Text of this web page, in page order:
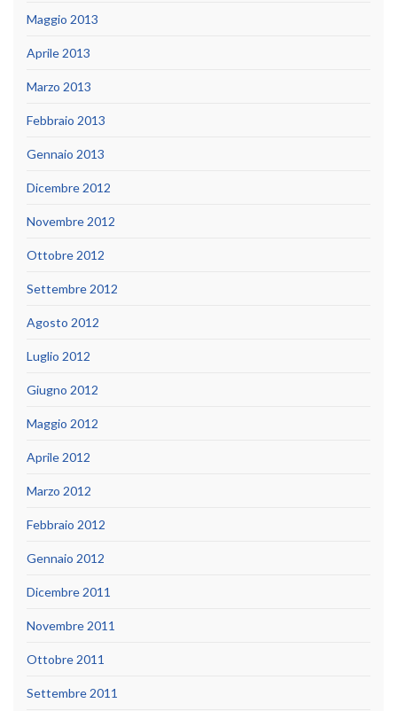
Maggio 2013
Aprile 2013
Marzo 2013
Febbraio 2013
Gennaio 2013
Dicembre 2012
Novembre 2012
Ottobre 2012
Settembre 2012
Agosto 2012
Luglio 2012
Giugno 2012
Maggio 2012
Aprile 2012
Marzo 2012
Febbraio 2012
Gennaio 2012
Dicembre 2011
Novembre 2011
Ottobre 2011
Settembre 2011